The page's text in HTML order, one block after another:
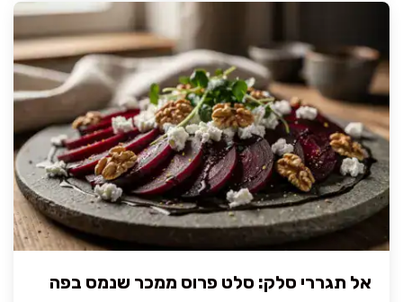
אל תגררי סלק: סלט פרוס ממכר שנמס בפה